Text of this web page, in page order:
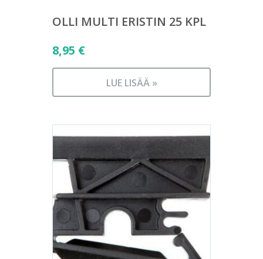
OLLI MULTI ERISTIN 25 KPL
8,95 €
LUE LISÄÄ »